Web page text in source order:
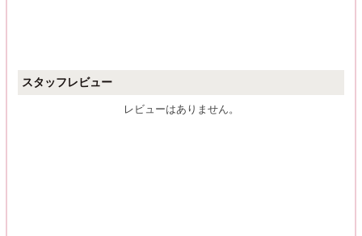
スタッフレビュー
レビューはありません。